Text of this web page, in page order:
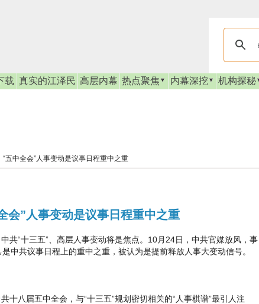
载 真实的江泽民 高层内幕 热点聚焦 内幕深挖 机构探秘
“五中全会”人事变动是议事日程重中之重
会”人事变动是议事日程重中之重
“十三五”、高层人事变动将是焦点。10月24日，中共官媒放风，事
是中共议事日程上的重中之重，被认为是提前释放人事大变动信号。
十八届五中全会，与“十三五”规划密切相关的“人事棋谱”最引人注